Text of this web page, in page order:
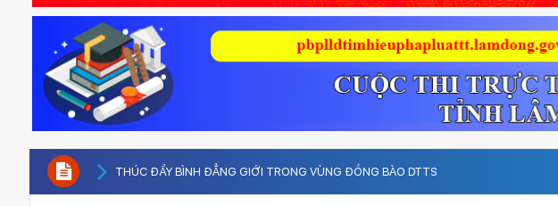
THÚC ĐẨY BÌNH ĐẲNG GIỚI TRONG VÙNG ĐỒNG BÀO DTTS